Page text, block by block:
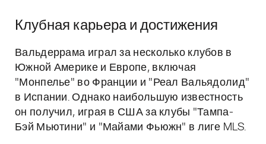
Клубная карьера и достижения
Вальдеррама играл за несколько клубов в
Южной Америке и Европе, включая
"Монпелье" во Франции и "Реал Вальядолид"
в Испании. Однако наибольшую известность
он получил, играя в США за клубы "Тампа-
Бэй Мьютини" и "Майами Фьюжн" в лиге MLS.